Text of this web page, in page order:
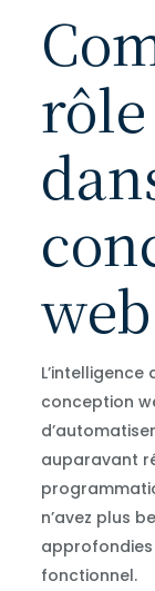
rôle
web
conception
auparavant
n’avez plus
fonctionnel.